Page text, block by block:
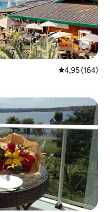
4,95 de uma
4,95 (164)